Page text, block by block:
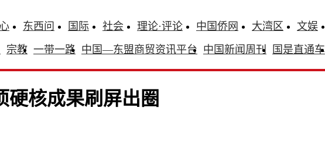
东西问 国际 社会 理论·评论 中国侨网 大湾区 文娱
宗教 一带一路 中国—东盟商贸资讯平台 中国新闻周刊 国是直通车
硬核成果刷屏出圈